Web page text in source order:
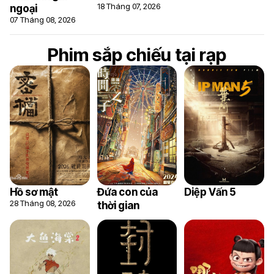
ngoại
07 Tháng 08, 2026
18 Tháng 07, 2026
Phim sắp chiếu tại rạp
Hồ sơ mật
28 Tháng 08, 2026
Đứa con của
thời gian
Diệp Vấn 5